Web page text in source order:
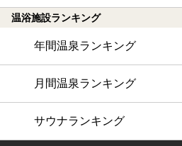
温浴施設ランキング
年間温泉ランキング
月間温泉ランキング
サウナランキング